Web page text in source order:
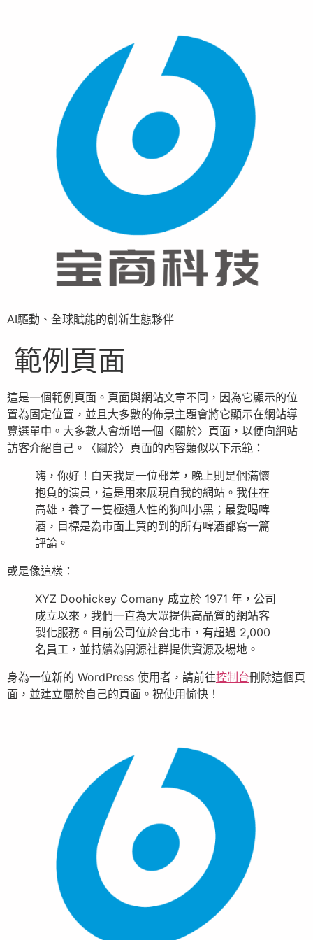
AI驅動、全球賦能的創新生態夥伴
範例頁面
這是一個範例頁面。頁面與網站文章不同，因為它顯示的位
置為固定位置，並且大多數的佈景主題會將它顯示在網站導
覽選單中。大多數人會新增一個〈關於〉頁面，以便向網站
訪客介紹自己。〈關於〉頁面的內容類似以下示範：
嗨，你好！白天我是一位郵差，晚上則是個滿懷
抱負的演員，這是用來展現自我的網站。我住在
高雄，養了一隻極通人性的狗叫小黑；最愛喝啤
酒，目標是為市面上買的到的所有啤酒都寫一篇
評論。
或是像這樣：
XYZ Doohickey Comany 成立於 1971 年，公司
成立以來，我們一直為大眾提供高品質的網站客
製化服務。目前公司位於台北市，有超過 2,000
名員工，並持續為開源社群提供資源及場地。
身為一位新的 WordPress 使用者，請前往控制台刪除這個頁
面，並建立屬於自己的頁面。祝使用愉快！